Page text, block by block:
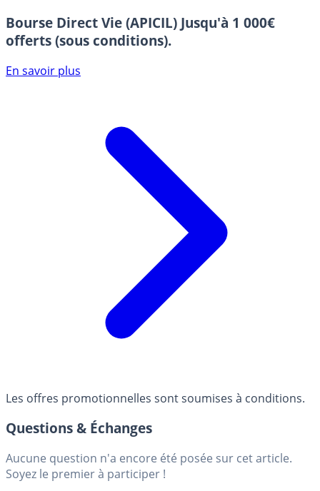
Bourse Direct Vie (APICIL) Jusqu'à 1 000€
offerts (sous conditions).
En savoir plus
Les offres promotionnelles sont soumises à conditions.
Questions & Échanges
Aucune question n'a encore été posée sur cet article.
Soyez le premier à participer !